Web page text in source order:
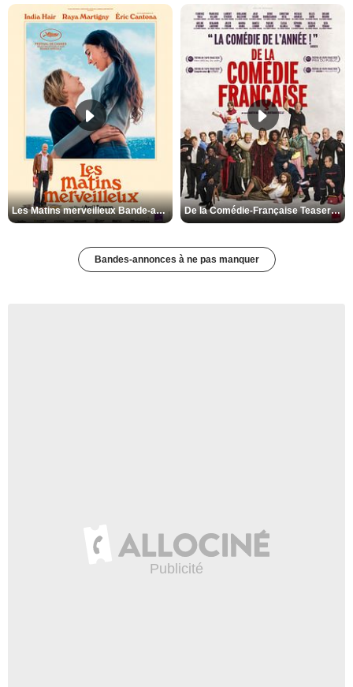
Les Matins merveilleux Bande-annonce VF De la Comédie-Française Teaser VF
Bandes-annonces à ne pas manquer